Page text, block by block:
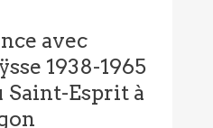
avec
1938-1965
Saint-Esprit à